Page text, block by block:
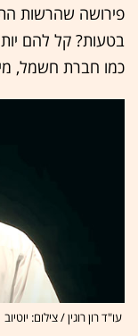
פירושה שהרשות
בטעות? קל להם
כמו חברת חשמל,
עו"ד רון רוגין / צילום: יוטיוב